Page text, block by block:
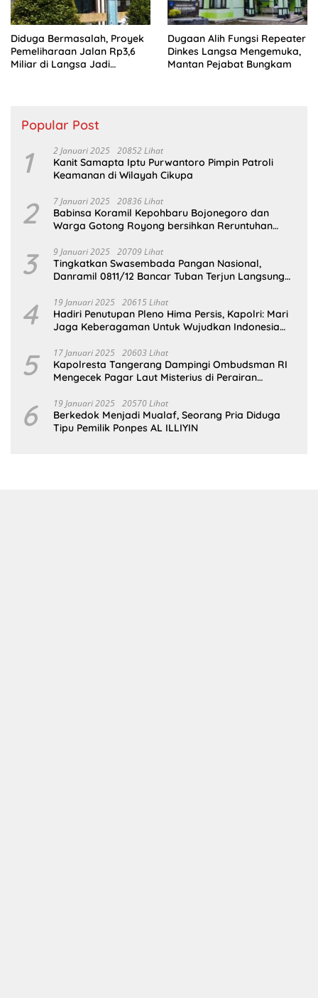
Diduga Bermasalah, Proyek
Pemeliharaan Jalan Rp3,6
Miliar di Langsa Jadi
Dugaan Alih Fungsi Repeater
Dinkes Langsa Mengemuka,
Mantan Pejabat Bungkam
Popular Post
1 2 Januari 2025 20852 Lihat
Kanit Samapta Iptu Purwantoro Pimpin Patroli
Keamanan di Wilayah Cikupa
2 7 Januari 2025 20836 Lihat
Babinsa Koramil Kepohbaru Bojonegoro dan
Warga Gotong Royong bersihkan Reruntuhan
3 9 Januari 2025 20709 Lihat
Tingkatkan Swasembada Pangan Nasional,
Danramil 0811/12 Bancar Tuban Terjun Langsung
4 19 Januari 2025 20615 Lihat
Hadiri Penutupan Pleno Hima Persis, Kapolri: Mari
Jaga Keberagaman Untuk Wujudkan Indonesia
5 17 Januari 2025 20603 Lihat
Kapolresta Tangerang Dampingi Ombudsman RI
Mengecek Pagar Laut Misterius di Perairan
6 19 Januari 2025 20570 Lihat
Berkedok Menjadi Mualaf, Seorang Pria Diduga
Tipu Pemilik Ponpes AL ILLIYIN